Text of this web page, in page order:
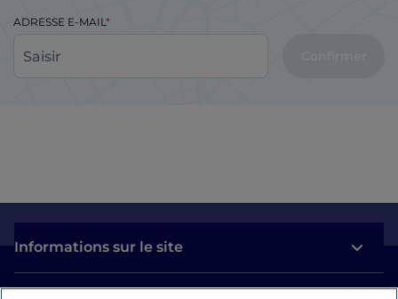
ADRESSE E-MAIL
Informations sur le site